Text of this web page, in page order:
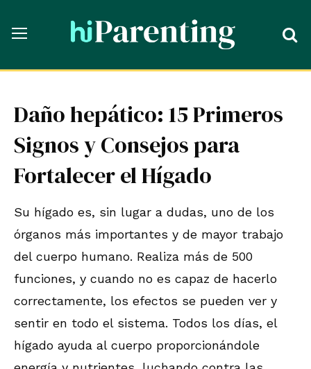
Daño hepático: 15 Primeros
Signos y Consejos para
Fortalecer el Hígado
Su hígado es, sin lugar a dudas, uno de los
órganos más importantes y de mayor trabajo
del cuerpo humano. Realiza más de 500
funciones, y cuando no es capaz de hacerlo
correctamente, los efectos se pueden ver y
sentir en todo el sistema. Todos los días, el
hígado ayuda al cuerpo proporcionándole